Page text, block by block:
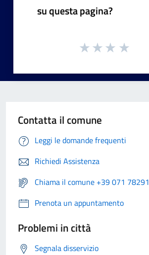
su questa pagina?
Contatta il comune
Leggi le domande frequenti
Richiedi Assistenza
Chiama il comune +39 071 78291
Prenota un appuntamento
Problemi in città
Segnala disservizio